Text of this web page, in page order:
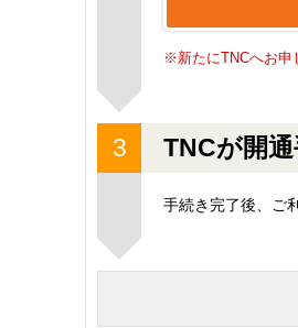
※新たにTNCへお申
TNCが開
手続き完了後、ご